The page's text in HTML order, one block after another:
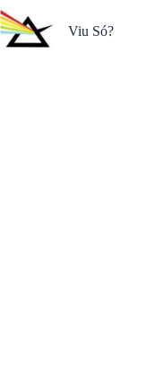
Pular
para
o
Viu Só?